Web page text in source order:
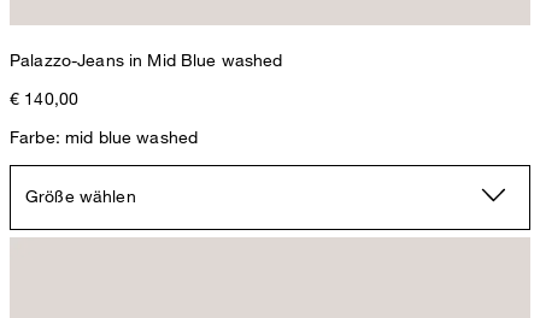
Palazzo-Jeans in Mid Blue washed
€ 140,00
Farbe: mid blue washed
Größe wählen
Palazzo-Jeans in Mid Blue washed
€ 280,00
inkl. MwSt